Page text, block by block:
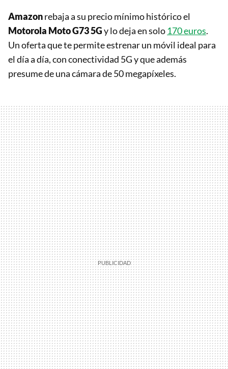
Amazonrebaja a su precio mínimo histórico el
Motorola Moto G73 5Gy lo deja en solo 170 euros.
Un oferta que te permite estrenar un móvil ideal para
el día a día, con conectividad 5G y que además
presume de una cámara de 50 megapíxeles.